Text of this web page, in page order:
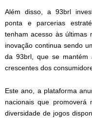
Além disso, a 93brl
ponta e parcerias
tenham acesso às últimas
inovação continua sendo
da 93brl, que se mantém
crescentes dos
Este ano, a plataforma
nacionais que promoverá
diversidade de jogos